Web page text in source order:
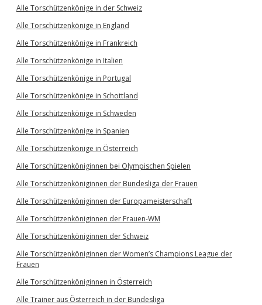
Alle Torschützenkönige in der Schweiz
Alle Torschützenkönige in England
Alle Torschützenkönige in Frankreich
Alle Torschützenkönige in Italien
Alle Torschützenkönige in Portugal
Alle Torschützenkönige in Schottland
Alle Torschützenkönige in Schweden
Alle Torschützenkönige in Spanien
Alle Torschützenkönige in Österreich
Alle Torschützenköniginnen bei Olympischen Spielen
Alle Torschützenköniginnen der Bundesliga der Frauen
Alle Torschützenköniginnen der Europameisterschaft
Alle Torschützenköniginnen der Frauen-WM
Alle Torschützenköniginnen der Schweiz
Alle Torschützenköniginnen der Women’s Champions League der
Frauen
Alle Torschützenköniginnen in Österreich
Alle Trainer aus Österreich in der Bundesliga